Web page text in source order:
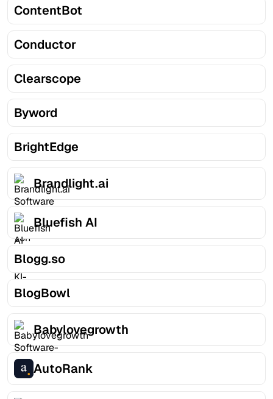
ContentBot
Conductor
Clearscope
Byword
BrightEdge
Brandlight.ai
Bluefish AI
Blogg.so
BlogBowl
Babylovegrowth
AutoRank